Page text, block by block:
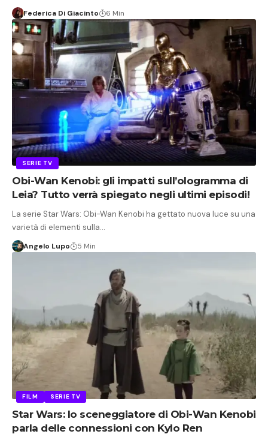
Federica Di Giacinto 6 Min
SERIE TV
Obi-Wan Kenobi: gli impatti sull’ologramma di
Leia? Tutto verrà spiegato negli ultimi episodi!
La serie Star Wars: Obi-Wan Kenobi ha gettato nuova luce su una
varietà di elementi sulla…
Angelo Lupo 5 Min
FILM SERIE TV
Star Wars: lo sceneggiatore di Obi-Wan Kenobi
parla delle connessioni con Kylo Ren